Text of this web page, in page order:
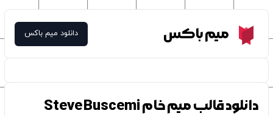
Meme Boxمیم باکس دانلود میم باکس
دانلود قالب میم خام Steve Buscemi